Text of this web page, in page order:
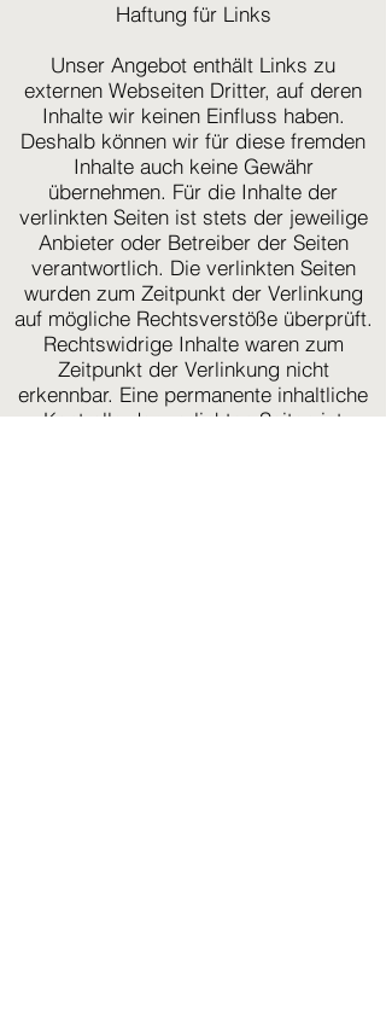
Haftung für Links
Unser Angebot enthält Links zu
externen Webseiten Dritter, auf deren
Inhalte wir keinen Einfluss haben.
Deshalb können wir für diese fremden
Inhalte auch keine Gewähr
übernehmen. Für die Inhalte der
verlinkten Seiten ist stets der jeweilige
Anbieter oder Betreiber der Seiten
verantwortlich. Die verlinkten Seiten
wurden zum Zeitpunkt der Verlinkung
auf mögliche Rechtsverstöße überprüft.
Rechtswidrige Inhalte waren zum
Zeitpunkt der Verlinkung nicht
erkennbar. Eine permanente inhaltliche
Kontrolle der verlinkten Seiten ist